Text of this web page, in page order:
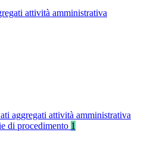
attività amministrativa
aggregati attività amministrativa
di procedimento 1